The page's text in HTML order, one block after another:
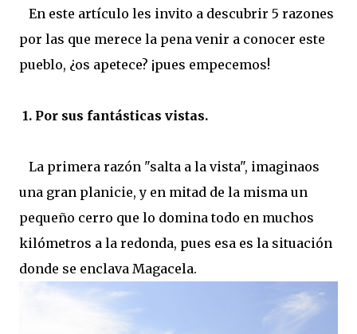
En este artículo les invito a descubrir 5 razones
por las que merece la pena venir a conocer este
pueblo, ¿os apetece? ¡pues empecemos!
1. Por sus fantásticas vistas.
La primera razón "salta a la vista", imaginaos
una gran planicie, y en mitad de la misma un
pequeño cerro que lo domina todo en muchos
kilómetros a la redonda, pues esa es la situación
donde se enclava Magacela.